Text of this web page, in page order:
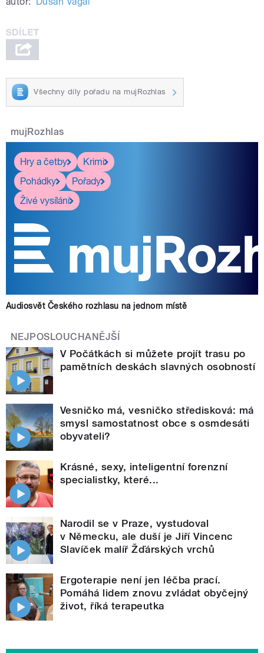
Všechny díly pořadu na mujRozhlas
mujRozhlas
Hry a četby
Krimi
Pohádky
Pořady
Živé vysílání
Audiosvět Českého rozhlasu na jednom místě
NEJPOSLOUCHANĚJŠÍ
V Počátkách si můžete projít trasu po
pamětních deskách slavných osobností
Vesničko má, vesničko středisková: má
smysl samostatnost obce s osmdesáti
obyvateli?
Krásné, sexy, inteligentní forenzní
specialistky, které...
Narodil se v Praze, vystudoval
v Německu, ale duší je Jiří Vincenc
Slavíček malíř Žďárských vrchů
Ergoterapie není jen léčba prací.
Pomáhá lidem znovu zvládat obyčejný
život, říká terapeutka